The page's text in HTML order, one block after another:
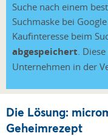
Suche nach einem
Suchmaske bei
Kaufinteresse beim
abgespeichert.
Unternehmen in der
Die Lösung:
Geheimrezept